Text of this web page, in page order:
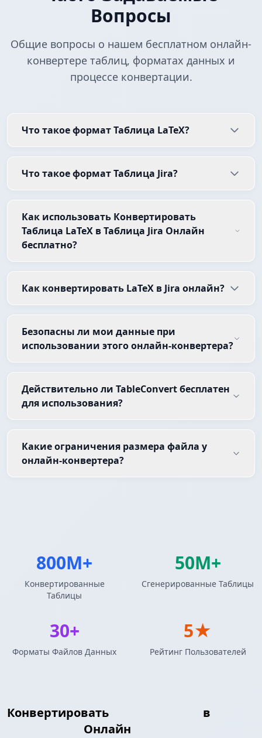
Конвертировать
в
Онлайн
Вопросы
Общие вопросы о нашем бесплатном онлайн-
конвертере таблиц, форматах данных и
процессе конвертации.
Что такое формат Таблица LaTeX?
Что такое формат Таблица Jira?
Как использовать Конвертировать
Таблица LaTeX в Таблица Jira Онлайн
бесплатно?
Как конвертировать LaTeX в Jira онлайн?
Безопасны ли мои данные при
использовании этого онлайн-конвертера?
Действительно ли TableConvert бесплатен
для использования?
Какие ограничения размера файла у
онлайн-конвертера?
800M+
Конвертированные
Таблицы
50M+
Сгенерированные Таблицы
30+
Форматы Файлов Данных
5★
Рейтинг Пользователей